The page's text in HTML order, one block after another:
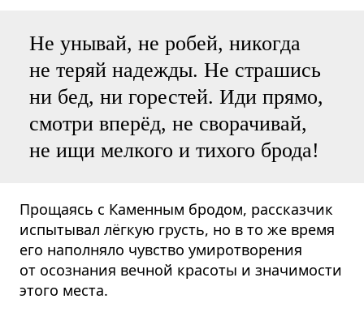
Не унывай, не робей, никогда
не теряй надежды. Не страшись
ни бед, ни горестей. Иди прямо,
смотри вперёд, не сворачивай,
не ищи мелкого и тихого брода!
Прощаясь с Каменным бродом, рассказчик
испытывал лёгкую грусть, но в то же время
его наполняло чувство умиротворения
от осознания вечной красоты и значимости
этого места.